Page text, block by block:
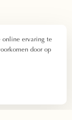
online ervaring te
door op